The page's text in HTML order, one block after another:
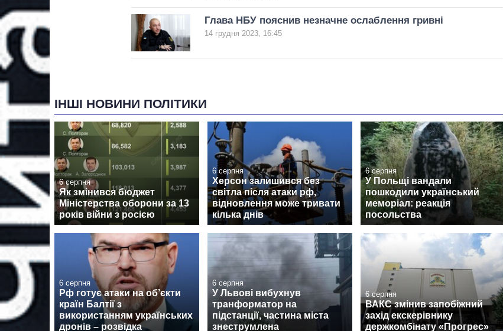
Глава НБУ пояснив незначне ослаблення гривні
14 грудня 2023, 16:45
ІНШІ НОВИНИ ПОЛІТИКИ
6 серпня
Як змінився бюджет
Міністерства оборони за 13
років війни з росією
6 серпня
Херсон залишився без
світла після атаки рф,
відновлення може тривати
кілька днів
6 серпня
У Польщі вандали
пошкодили український
меморіал: реакція
посольства
6 серпня
Рф готує атаки на об’єкти
країн Балтії з
використанням українських
дронів – розвідка
6 серпня
У Львові вибухнув
транформатор на
підстанції, частина міста
знеструмлена
6 серпня
ВАКС змінив запобіжний
захід екскерівнику
держкомбінату «Прогрес»